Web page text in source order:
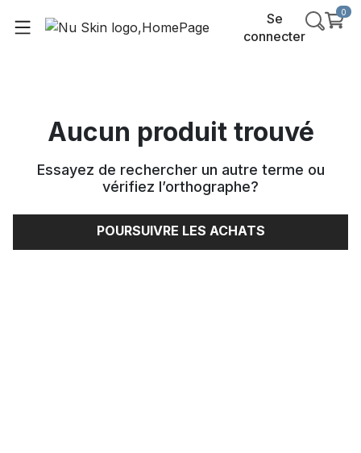
Se
connecter
0
Aucun produit trouvé
Essayez de rechercher un autre terme ou
vérifiez l’orthographe?
POURSUIVRE LES ACHATS